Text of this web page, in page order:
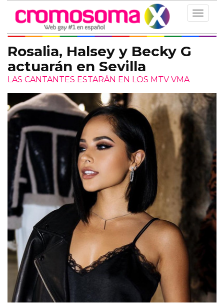
Toggle
Rosalia, Halsey y Becky G
actuarán en Sevilla
LAS CANTANTES ESTARÁN EN LOS MTV VMA